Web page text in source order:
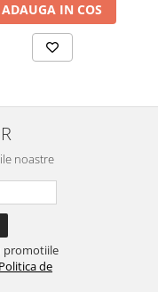
ADAUGA IN COS
noastre
promotiile
Politica de